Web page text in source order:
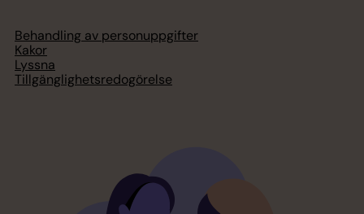
Behandling av personuppgifter
Kakor
Lyssna
Tillgänglighetsredogörelse